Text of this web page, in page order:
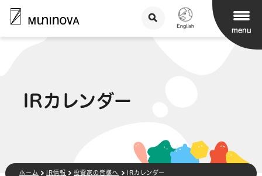
menu
IRカレンダー
ホーム IR情報 投資家の皆様へ IRカレンダー